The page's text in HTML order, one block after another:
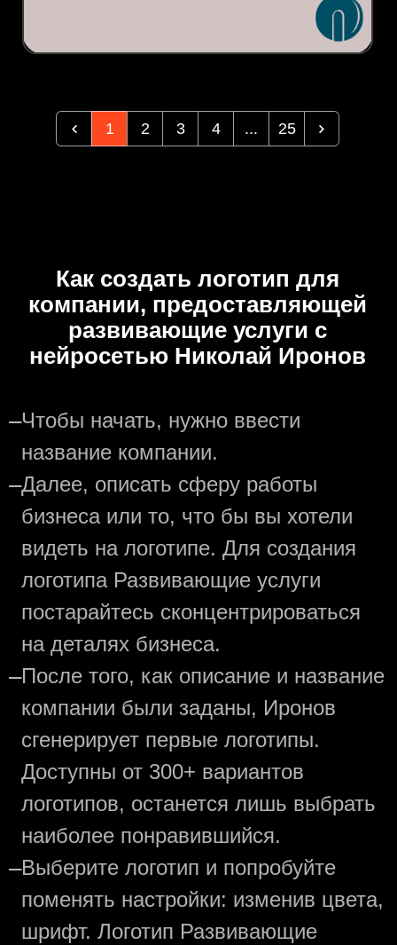
1 2 3 4 ... 25
Как создать логотип для
компании, предоставляющей
развивающие услуги с
нейросетью Николай Иронов
—Чтобы начать, нужно ввести
название компании.
—Далее, описать сферу работы
бизнеса или то, что бы вы хотели
видеть на логотипе. Для создания
логотипа Развивающие услуги
постарайтесь сконцентрироваться
на деталях бизнеса.
—После того, как описание и название
компании были заданы, Иронов
сгенерирует первые логотипы.
Доступны от 300+ вариантов
логотипов, останется лишь выбрать
наиболее понравившийся.
—Выберите логотип и попробуйте
поменять настройки: изменив цвета,
шрифт. Логотип Развивающие